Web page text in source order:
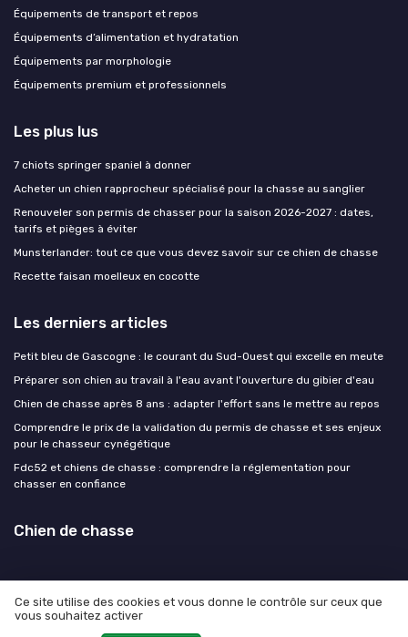
Équipements de transport et repos
Équipements d’alimentation et hydratation
Équipements par morphologie
Équipements premium et professionnels
Les plus lus
7 chiots springer spaniel à donner
Acheter un chien rapprocheur spécialisé pour la chasse au sanglier
Renouveler son permis de chasser pour la saison 2026-2027 : dates,
tarifs et pièges à éviter
Munsterlander: tout ce que vous devez savoir sur ce chien de chasse
Recette faisan moelleux en cocotte
Les derniers articles
Petit bleu de Gascogne : le courant du Sud-Ouest qui excelle en meute
Préparer son chien au travail à l'eau avant l'ouverture du gibier d'eau
Chien de chasse après 8 ans : adapter l'effort sans le mettre au repos
Comprendre le prix de la validation du permis de chasse et ses enjeux
pour le chasseur cynégétique
Fdc52 et chiens de chasse : comprendre la réglementation pour
chasser en confiance
Chien de chasse
Mentions légales
Ce site utilise des cookies et vous donne le contrôle sur ceux que
vous souhaitez activer